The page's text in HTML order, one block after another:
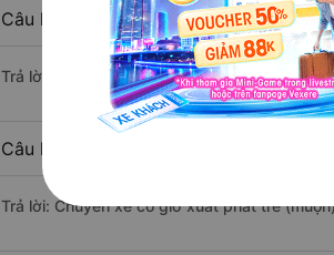
Câu hỏi: Nhà xe đi Krông Pắk - Đắk
Trả lời: Chuyến xe có giờ xuất phát sớm
Câu hỏi: Nhà xe đi Sóc Trăng - Sóc
Trả lời: Chuyến xe có giờ xuất phát trễ